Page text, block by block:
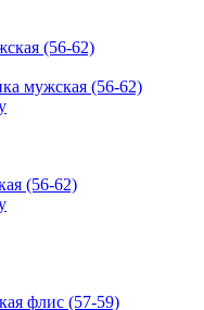
мужская (56-62)
(56-62)